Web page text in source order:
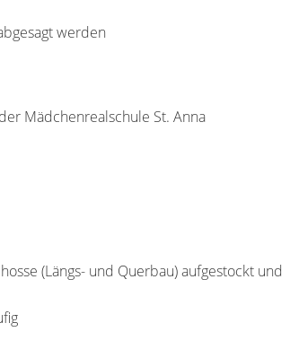
werden
Mädchenrealschule St. Anna
(Längs- und Querbau) aufgestockt und